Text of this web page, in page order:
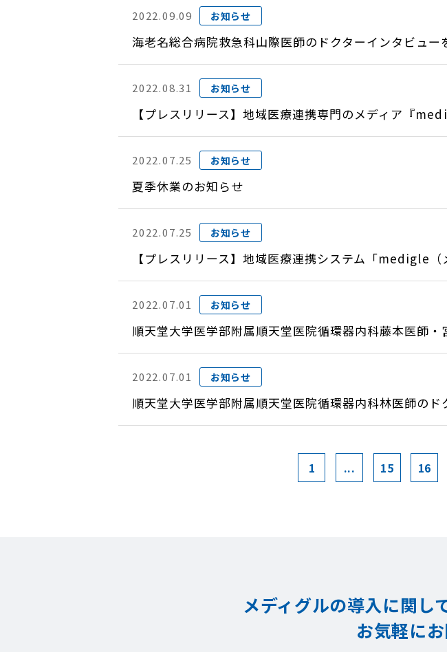
2022.09.09 お知らせ
海老名総合病院救急科山際医師のドクターインタビュー
2022.08.31 お知らせ
【プレスリリース】地域医療連携専門のメディア『
2022.07.25 お知らせ
夏季休業のお知らせ
2022.07.25 お知らせ
【プレスリリース】地域医療連携システム「medigle
2022.07.01 お知らせ
順天堂大学医学部附属順天堂医院循環器内科藤本医師
2022.07.01 お知らせ
順天堂大学医学部附属順天堂医院循環器内科林医師の
1 ... 15 16
メディグルの導入に関し
お気軽に